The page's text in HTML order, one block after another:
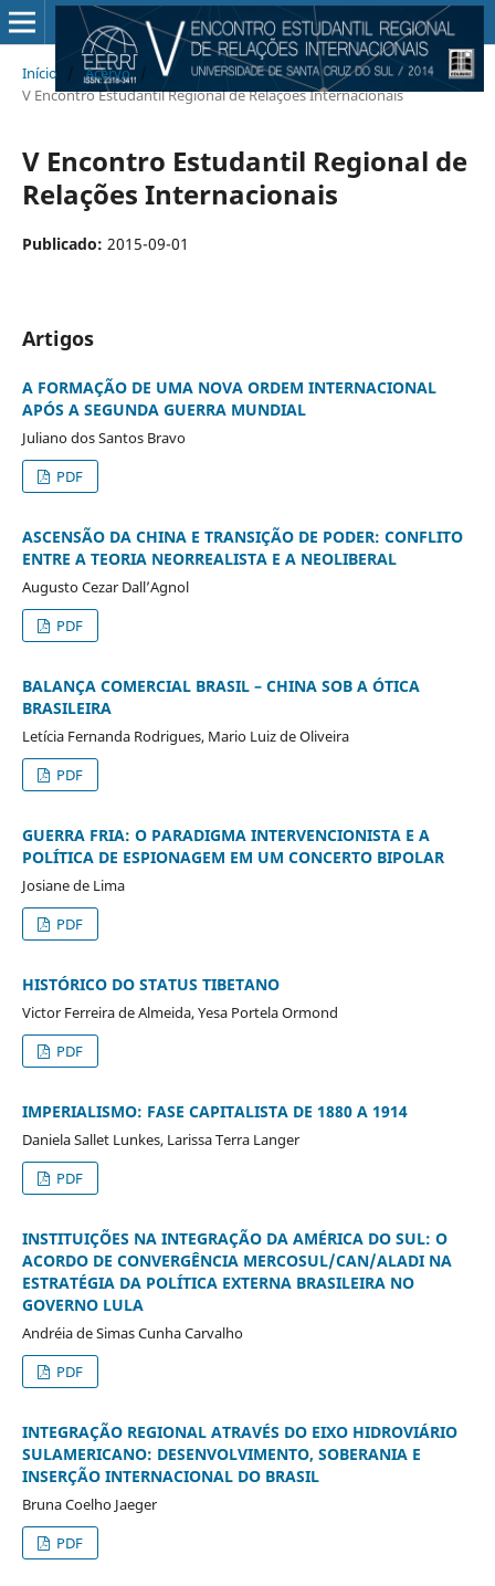
Início / Acervo /
V Encontro Estudantil Regional de Relações Internacionais
V Encontro Estudantil Regional de
Relações Internacionais
Publicado: 2015-09-01
Artigos
A FORMAÇÃO DE UMA NOVA ORDEM INTERNACIONAL
APÓS A SEGUNDA GUERRA MUNDIAL
Juliano dos Santos Bravo
PDF
ASCENSÃO DA CHINA E TRANSIÇÃO DE PODER: CONFLITO
ENTRE A TEORIA NEORREALISTA E A NEOLIBERAL
Augusto Cezar Dall’Agnol
PDF
BALANÇA COMERCIAL BRASIL – CHINA SOB A ÓTICA
BRASILEIRA
Letícia Fernanda Rodrigues, Mario Luiz de Oliveira
PDF
GUERRA FRIA: O PARADIGMA INTERVENCIONISTA E A
POLÍTICA DE ESPIONAGEM EM UM CONCERTO BIPOLAR
Josiane de Lima
PDF
HISTÓRICO DO STATUS TIBETANO
Victor Ferreira de Almeida, Yesa Portela Ormond
PDF
IMPERIALISMO: FASE CAPITALISTA DE 1880 A 1914
Daniela Sallet Lunkes, Larissa Terra Langer
PDF
INSTITUIÇÕES NA INTEGRAÇÃO DA AMÉRICA DO SUL: O
ACORDO DE CONVERGÊNCIA MERCOSUL/CAN/ALADI NA
ESTRATÉGIA DA POLÍTICA EXTERNA BRASILEIRA NO
GOVERNO LULA
Andréia de Simas Cunha Carvalho
PDF
INTEGRAÇÃO REGIONAL ATRAVÉS DO EIXO HIDROVIÁRIO
SULAMERICANO: DESENVOLVIMENTO, SOBERANIA E
INSERÇÃO INTERNACIONAL DO BRASIL
Bruna Coelho Jaeger
PDF